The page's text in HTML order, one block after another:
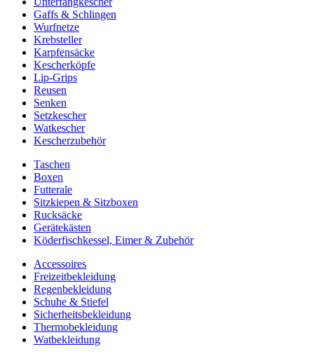
Gaffs & Schlingen
Wurfnetze
Krebsteller
Karpfensäcke
Kescherköpfe
Lip-Grips
Reusen
Senken
Setzkescher
Watkescher
Kescherzubehör
Taschen
Boxen
Futterale
Sitzkiepen & Sitzboxen
Rucksäcke
Gerätekästen
Köderfischkessel, Eimer & Zubehör
Accessoires
Freizeitbekleidung
Regenbekleidung
Schuhe & Stiefel
Sicherheitsbekleidung
Thermobekleidung
Watbekleidung